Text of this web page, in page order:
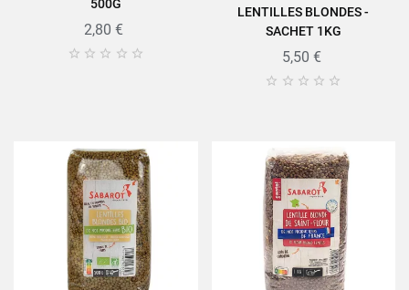
500G
2,80 €
    
LENTILLES BLONDES -
SACHET 1KG
5,50 €
    